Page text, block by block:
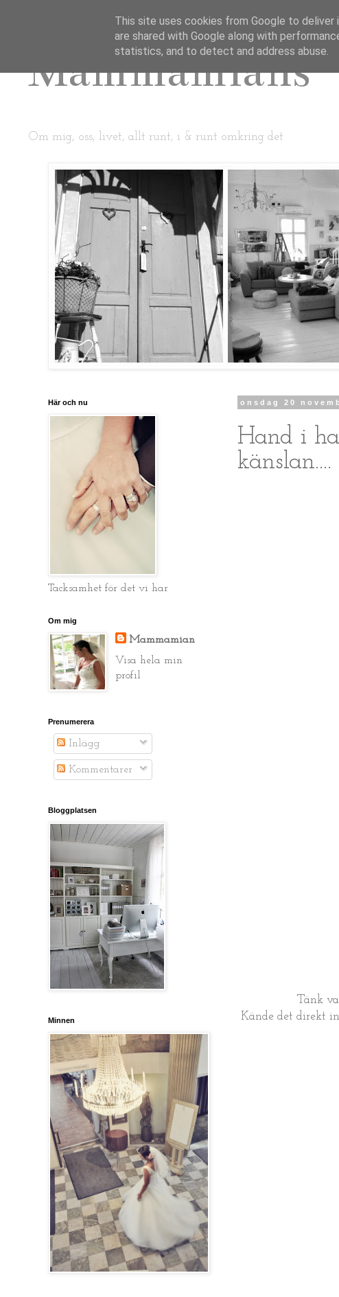
Mammamians
Om mig, oss, livet, allt runt, i & runt omkring det
onsdag 20
Hand i
känslan....
Tänk
Kände det direkt
Här och nu
Tacksamhet för det vi har
Om mig
Mammamian
Visa hela min
profil
Prenumerera
Inlägg
Kommentarer
Bloggplatsen
Minnen
This site uses cookies from Google to
are shared with Google along with
statistics, and to detect and address abuse.